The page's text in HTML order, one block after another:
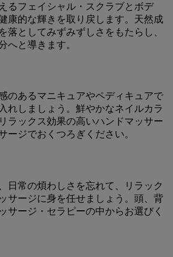
るフェイシャル・スクラブとボデ
康的な輝きを取り戻します。天然成
落としてみずみずしさをもたらし、
へと導きます。
のあるマニキュアやペディキュアで
れしましょう。鮮やかなネイルカラ
ラックス効果の高いハンドマッサー
ージでおくつろぎください。
日常の煩わしさを忘れて、リラック
サージに身を任せましょう。頭、背
サージ・セラピーの中からお選びく